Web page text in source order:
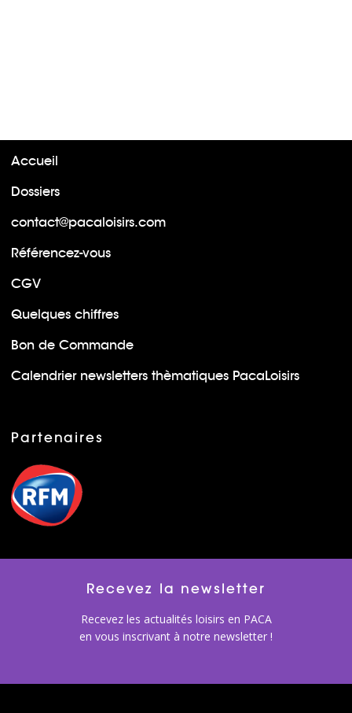
Accueil
Dossiers
contact@pacaloisirs.com
Référencez-vous
CGV
Quelques chiffres
Bon de Commande
Calendrier newsletters thèmatiques PacaLoisirs
Partenaires
Recevez la newsletter
Recevez les actualités loisirs en PACA
en vous inscrivant à notre newsletter !